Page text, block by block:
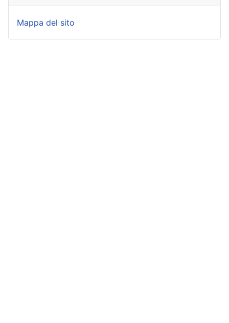
Mappa del sito